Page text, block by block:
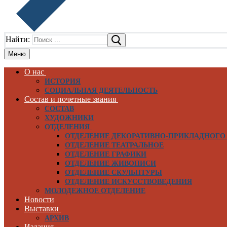
Найти:
Меню
О нас
ИСТОРИЯ
СОЦИАЛЬНАЯ ДЕЯТЕЛЬНОСТЬ
Состав и почетные звания
СОСТАВ
ХУДОЖНИКИ
ОТДЕЛЕНИЯ
ОТДЕЛЕНИЕ ДЕКОРАТИВНО-ПРИКЛАДНОГО
ОТДЕЛЕНИЕ ТЕАТРАЛЬНОЕ
ОТДЕЛЕНИЕ ГРАФИКИ
ОТДЕЛЕНИЕ ЖИВОПИСИ
ОТДЕЛЕНИЕ СКУЛЬПТУРЫ
ОТДЕЛЕНИЕ ИСКУССТВОВЕДЕНИЯ
МОЛОДЕЖНОЕ ОТДЕЛЕНИЕ
Новости
Выставки
АРХИВ